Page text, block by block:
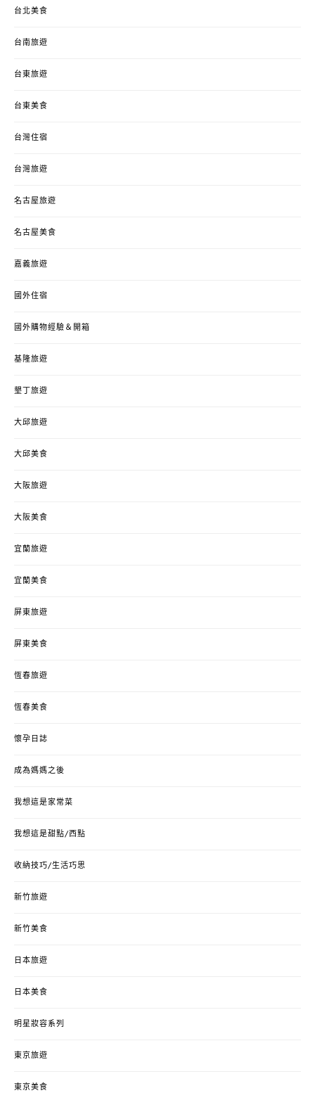
台北美食
台南旅遊
台東旅遊
台東美食
台灣住宿
台灣旅遊
名古屋旅遊
名古屋美食
嘉義旅遊
國外住宿
國外購物經驗＆開箱
基隆旅遊
墾丁旅遊
大邱旅遊
大邱美食
大阪旅遊
大阪美食
宜蘭旅遊
宜蘭美食
屏東旅遊
屏東美食
恆春旅遊
恆春美食
懷孕日誌
成為媽媽之後
我想這是家常菜
我想這是甜點/西點
收納技巧/生活巧思
新竹旅遊
新竹美食
日本旅遊
日本美食
明星妝容系列
東京旅遊
東京美食